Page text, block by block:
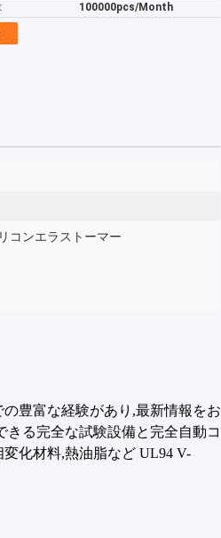
100000pcs/Month
コンエラストーマー
豊富な経験があり,最新情報をお
る完全な試験設備と完全自動コ
化材料,熱油脂など UL94 V-